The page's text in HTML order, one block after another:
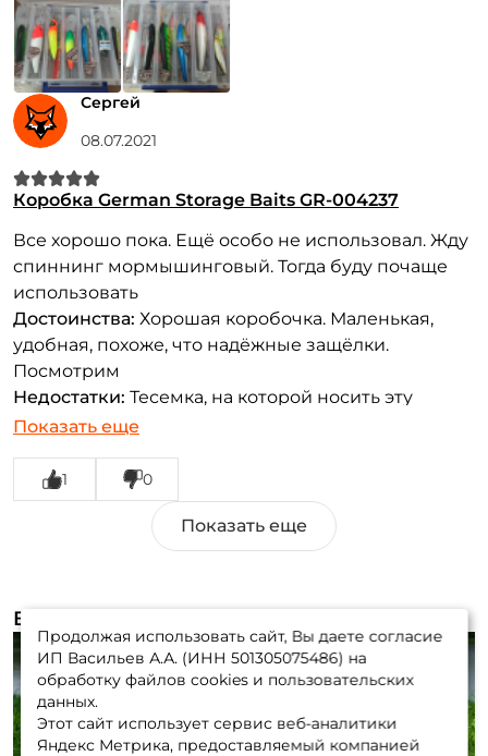
Сергей
08.07.2021
Коробка German Storage Baits GR-004237
Все хорошо пока. Ещё особо не использовал. Жду
спиннинг мормышинговый. Тогда буду почаще
использовать
Достоинства: Хорошая коробочка. Маленькая,
удобная, похоже, что надёжные защёлки.
Посмотрим
Недостатки: Тесемка, на которой носить эту
коробочку придется, совсем слабая. Ну можно
Показать еще
1 0
Видеообзоры (1)
Play
Продолжая использовать сайт, Вы даете согласие
ИП Васильев А.А. (ИНН 501305075486) на
обработку файлов cookies и пользовательских
данных.
Этот сайт использует сервис веб-аналитики
Яндекс Метрика, предоставляемый компанией